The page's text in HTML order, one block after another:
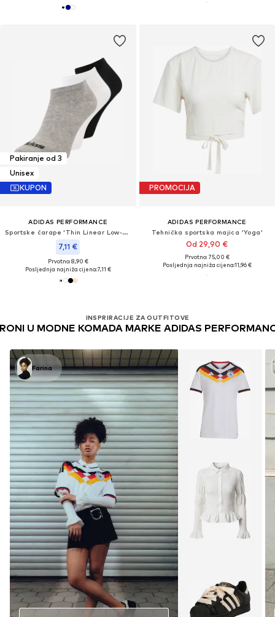
Pakiranje od 3
Unisex
KUPON
ADIDAS PERFORMANCE
Sportske čarape 'Thin Linear Low-Cut'
7,11 €
Prvotno: 8,90 €
Posljednja najniža cijena:7,11 €
PROMOCIJA
ADIDAS PERFORMANCE
Tehnička sportska majica 'Yoga'
Od 29,90 €
Prvotno: 75,00 €
Posljednja najniža cijena:11,96 €
INSPRIRACIJE ZA OUTFITOVE
U MODNE KOMADA MARKE ADIDAS
Farina